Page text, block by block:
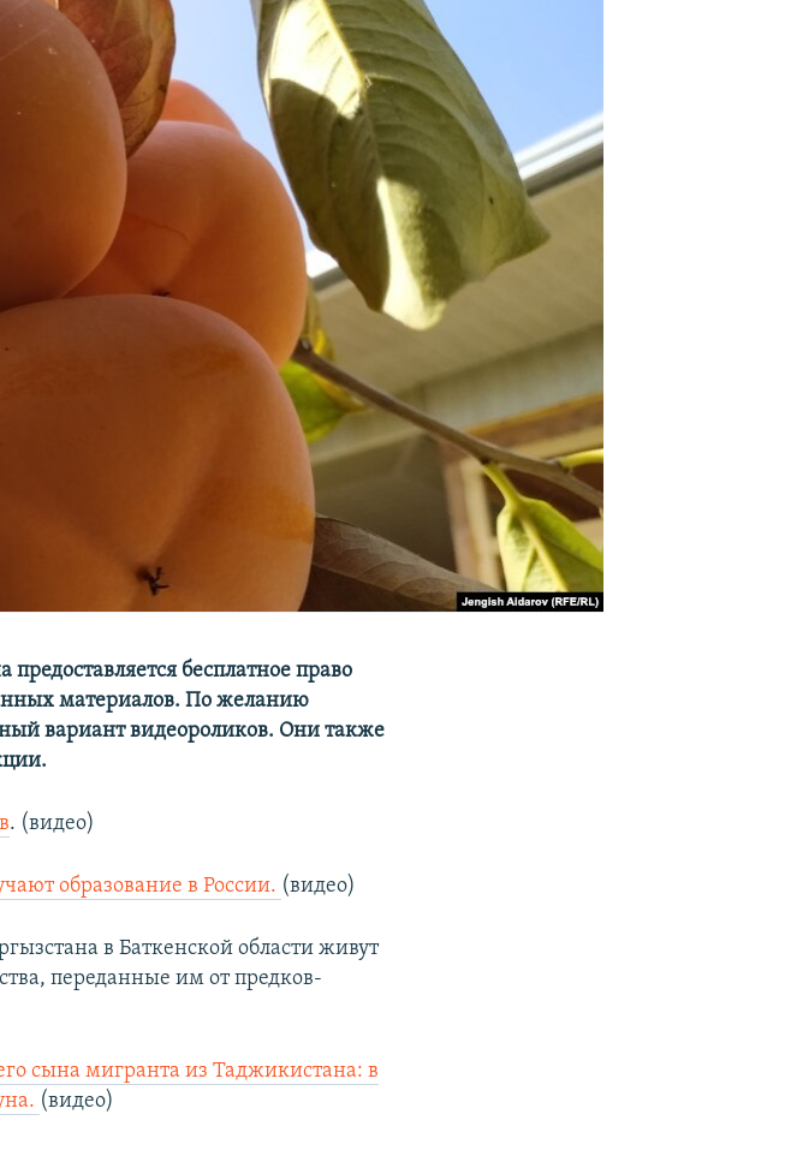
бесплатное право
материалов. По желанию
вариант видеороликов. Они также
. (видео)
образование в России. (видео)
в Баткенской области живут
переданные им от предков-
сына мигранта из Таджикистана: в
(видео)